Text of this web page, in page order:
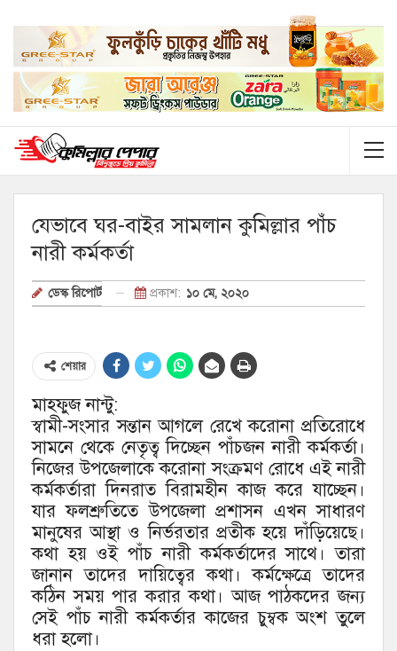
যেভাবে ঘর-বাইর সামলান কুমিল্লার পাঁচ
নারী কর্মকর্তা
ডেস্ক রিপোর্ট প্রকাশ: ১০ মে, ২০২০
শেয়ার
মাহফুজ নান্টু:
স্বামী-সংসার সন্তান আগলে রেখে করোনা প্রতিরোধে
সামনে থেকে নেতৃত্ব দিচ্ছেন পাঁচজন নারী কর্মকর্তা।
নিজের উপজেলাকে করোনা সংক্রমণ রোধে এই নারী
কর্মকর্তারা দিনরাত বিরামহীন কাজ করে যাচ্ছেন।
যার ফলশ্রুতিতে উপজেলা প্রশাসন এখন সাধারণ
মানুষের আস্থা ও নির্ভরতার প্রতীক হয়ে দাঁড়িয়েছে।
কথা হয় ওই পাঁচ নারী কর্মকর্তাদের সাথে। তারা
জানান তাদের দায়িত্বের কথা। কর্মক্ষেত্রে তাদের
কঠিন সময় পার করার কথা। আজ পাঠকদের জন্য
সেই পাঁচ নারী কর্মকর্তার কাজের চুম্বক অংশ তুলে
ধরা হলো।